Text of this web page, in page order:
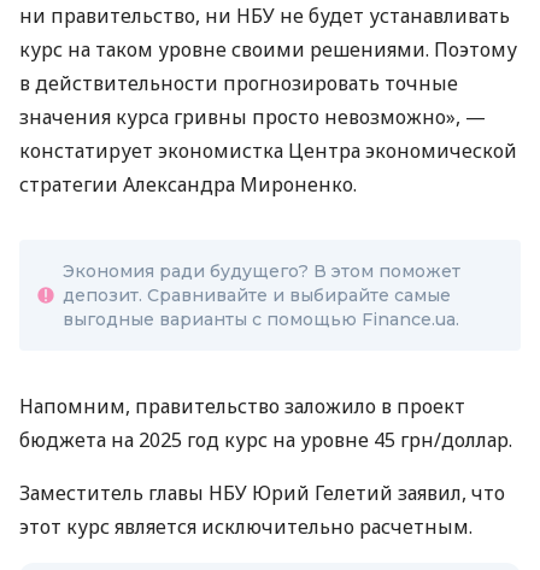
ни правительство, ни НБУ не будет устанавливать
курс на таком уровне своими решениями. Поэтому
в действительности прогнозировать точные
значения курса гривны просто невозможно», —
констатирует экономистка Центра экономической
стратегии Александра Мироненко.
Экономия ради будущего? В этом поможет
депозит. Сравнивайте и выбирайте самые
выгодные варианты с помощью Finance.ua.
Напомним, правительство заложило в проект
бюджета на 2025 год курс на уровне 45 грн/доллар.
Заместитель главы НБУ Юрий Гелетий заявил, что
этот курс является исключительно расчетным.